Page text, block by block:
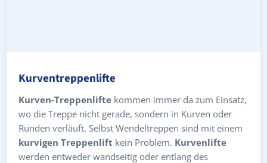
Kurventreppenlifte
Kurven-Treppenlifte kommen immer da zum Einsatz,
wo die Treppe nicht gerade, sondern in Kurven oder
Runden verläuft. Selbst Wendeltreppen sind mit einem
kurvigen Treppenlift kein Problem. Kurvenlifte
werden entweder wandseitig oder entlang des